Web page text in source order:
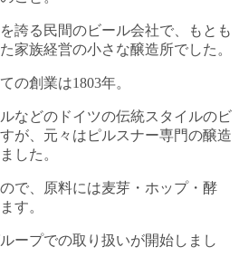
誇る民間のビール会社で、もとも
家族経営の小さな醸造所でした。
の創業は1803年。
などのドイツの伝統スタイルのビ
が、元々はピルスナー専門の醸造
した。
で、原料には麦芽・ホップ・酵
す。
ープでの取り扱いが開始しまし